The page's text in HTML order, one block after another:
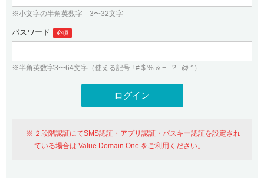
プレミアムドメイン
人気ドメインの種類
WHOIS検索
バリュードメインAPI
ドメイン・ホスティングOEM
従来のバリュードメインをご利用希望の方
Value Domainにログイン
おすすめ One レンタルサーバーを含む最新の機能を使う方
ユーザー登録
※小文字の半角英数字 3〜32文字
パスワード 必須
※半角英数字3〜64文字（使える記号 ! # $ % & + - ? . @ ^）
２段階認証にてSMS認証・アプリ認証・パスキー認証を設定され
ている場合はValue Domain One をご利用ください。